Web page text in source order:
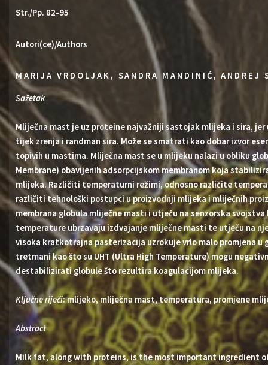
Str./Pp. 82-95
Autori(ce)/Authors
MARIJA VRDOLJAK, SANDRA MANDINIĆ, ANDREJ
Sažetak
Mliječna mast je uz proteine najvažniji sastojak mlijeka i sira,
tijek zrenja i randman sira. Može se smatrati kao dobar izvor
topivih u mastima. Mliječna mast se u mlijeku nalazi u obliku
Membrane) obavijenih adsorpcijskom membranom koja
mlijeka. Različiti temperaturni režimi, odnosno različite
različiti tehnološki postupci u proizvodnji mlijeka i mliječnih
membrana globula mliječne masti i utječu na senzorska svojstva
temperature ubrzavaju izdvajanje mliječne masti te utječu na
visoka kratkotrajna pasterizacija uzrokuje vrlo malo promjena u
tretmani kao što su UHT (Ultra High Temperature) mogu
destabilizirati globule što rezultira koagulacijom mlijeka.
Ključne riječi: mlijeko, mliječna mast, temperatura, promjene
Abstract
Milk fat, along with proteins, is the most important ingredient